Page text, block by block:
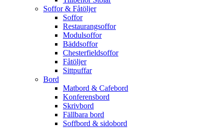
Soffor & Fåtöljer
Soffor
Restaurangsoffor
Modulsoffor
Bäddsoffor
Chesterfieldsoffor
Fåtöljer
Sittpuffar
Bord
Matbord & Cafebord
Konferensbord
Skrivbord
Fällbara bord
Soffbord & sidobord